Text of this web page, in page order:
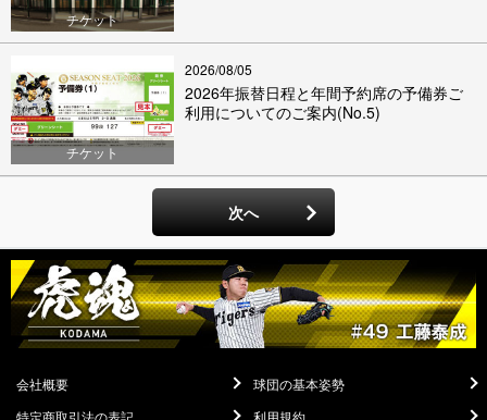
チケット
チケット
2026/08/05
2026年振替日程と年間予約席の予備券ご
利用についてのご案内(No.5)
次へ
会社概要
球団の基本姿勢
特定商取引法の表記
利用規約